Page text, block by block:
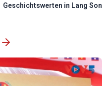
Geschichtswerten in Lang Son